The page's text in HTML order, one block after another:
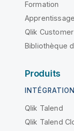
Formation
Qlik
Bibliothèque
Produits
Qlik Talend
Qlik Talend